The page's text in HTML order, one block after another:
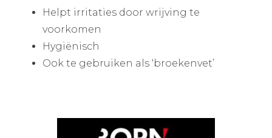
Helpt irritaties door wrijving te
voorkomen
Hygiënisch
Ook te gebruiken als ‘broekenvet’